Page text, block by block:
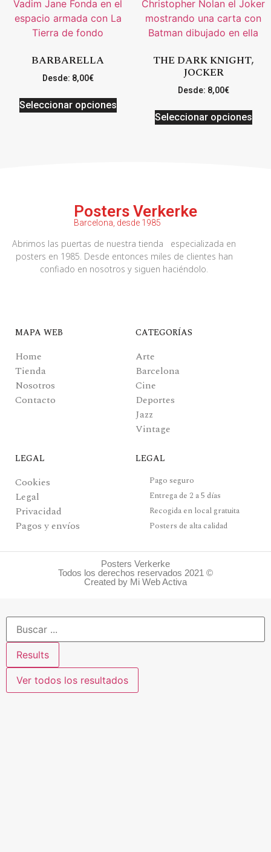
BARBARELLA
Desde: 8,00€
Seleccionar opciones
THE DARK KNIGHT,
JOCKER
Desde: 8,00€
Seleccionar opciones
Posters Verkerke
Barcelona, desde 1985
Abrimos las puertas de nuestra tienda especializada en
posters en 1985. Desde entonces miles de clientes han
confiado en nosotros y siguen haciéndolo.
MAPA WEB
Home
Tienda
Nosotros
Contacto
CATEGORÍAS
Arte
Barcelona
Cine
Deportes
Jazz
Vintage
LEGAL
Cookies
Legal
Privacidad
Pagos y envíos
LEGAL
Pago seguro
Entrega de 2 a 5 días
Recogida en local gratuita
Posters de alta calidad
Posters Verkerke
Todos los derechos reservados 2021 ©
Created by Mi Web Activa
Results
Ver todos los resultados